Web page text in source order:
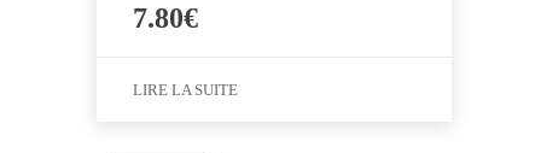
7.80€
LIRE LA SUITE